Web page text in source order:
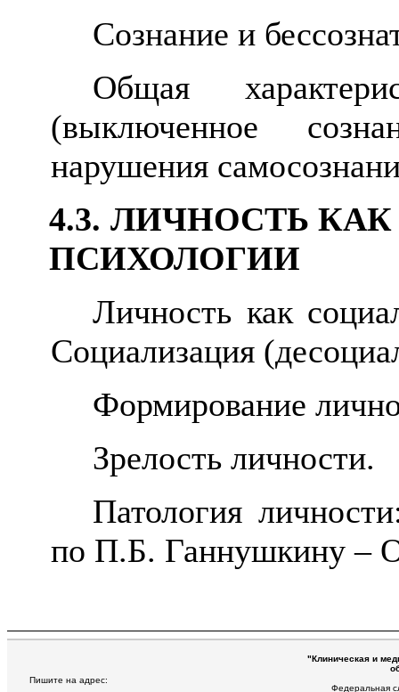
Сознание и
Общая
(выключенное
нарушения
4.3. ЛИЧНОСТЬ
ПСИХОЛОГИИ
Личность как
Социализация
Формирование
Зрелость личности.
Патология
по П.Б. Ганнушкину –
Пишите на адрес:
"Клиническая и
Федеральная